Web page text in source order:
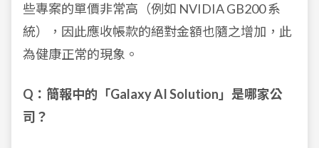
些專案的單價非常高（例如 NVIDIA GB200 系
統），因此應收帳款的絕對金額也隨之增加，此
為健康正常的現象。
Q：簡報中的「Galaxy AI Solution」是哪家公
司？